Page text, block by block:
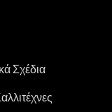
Σχέδια